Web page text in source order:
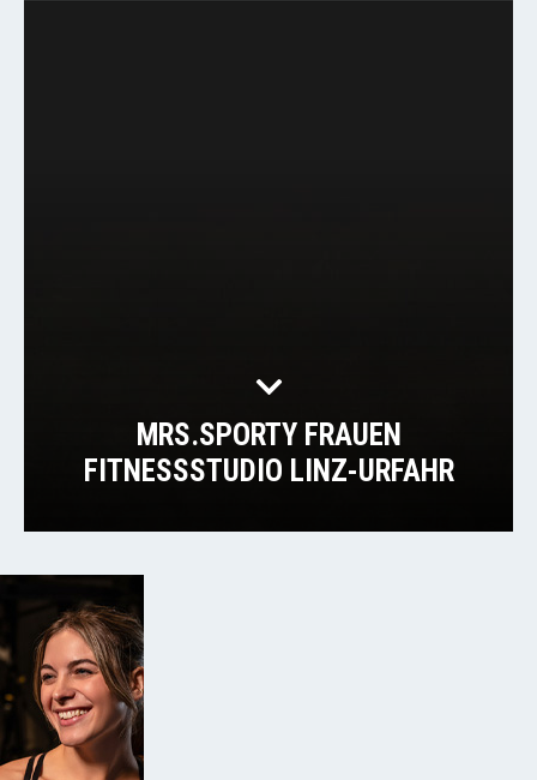
MRS.SPORTY FRAUEN
FITNESSSTUDIO LINZ-URFAHR